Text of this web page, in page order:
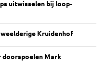
uitwisselen bij loop-
Kruidenhof
doorspoelen Mark